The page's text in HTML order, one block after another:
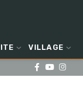
VILLAGE